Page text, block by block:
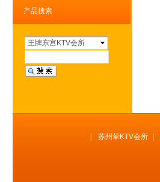
产品搜索
王牌东宫KTV会所
缤纷年代KTV会所
环球壹号KTV会所
凯旋门KTV会所
铂爵会所KTV会所
苏州荤KTV会所